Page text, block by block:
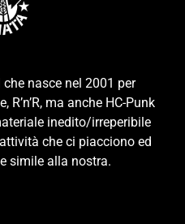
nasce nel 2001 per
ma anche HC-Punk
inedito/irreperibile
che ci piacciono ed
simile alla nostra.